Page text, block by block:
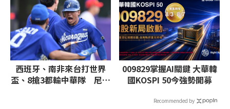
西班牙、南非來台打世界
盃、8搶3都輸中華隊 尼加
009829掌握AI關鍵 大華韓
國KOSPI 50今強勢開募
Recommended by